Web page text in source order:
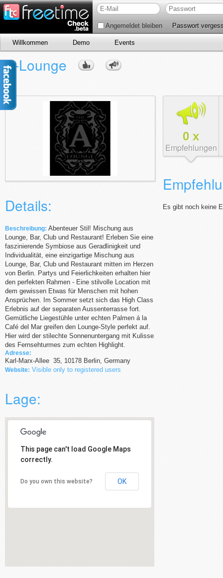
Angemeldet bleiben Passwort
Willkommen Demo Events
A-Lounge
Details:
Beschreibung: Abenteuer Stil! Mischung aus
Lounge, Bar, Club und Restaurant! Erleben Sie eine
faszinierende Symbiose aus Geradlinigkeit und
Individualität, eine einzigartige Mischung aus
Lounge, Bar, Club und Restaurant mitten im Herzen
von Berlin. Partys und Feierlichkeiten erhalten hier
den perfekten Rahmen - Eine stilvolle Location mit
dem gewissen Etwas für Menschen mit hohen
Ansprüchen. Im Sommer setzt sich das High Class
Erlebnis auf der separaten Aussenterrasse fort.
Gemütliche Liegestühle unter echten Palmen á la
Café del Mar greifen den Lounge-Style perfekt auf.
Hier wird der stilechte Sonnenuntergang mit Kulisse
des Fernsehturmes zum echten Highlight.
Adresse:
Karl-Marx-Allee 35, 10178 Berlin, Germany
Website: Visible only to registered users
Lage:
This page can't load Google Maps
correctly.
Do you own this website? OK
0 x
Empfehlungen
Es gibt noch keine